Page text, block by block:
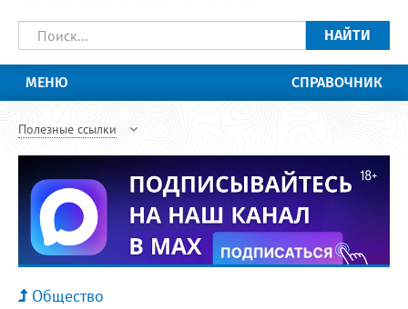
НАЙТИ
МЕНЮ СПРАВОЧНИК
Полезные ссылки
Общество